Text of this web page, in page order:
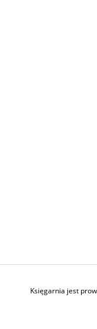
Księgarnia jest